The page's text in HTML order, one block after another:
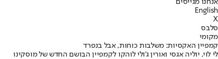
אנחנו מגייסים
English
X
סלבס
מקומי
קמפיין האקסיות: משלבות כוחות, אבל בנפרד
לי לוי, יוליה אגסי ואורין ג'ולי לוהקו לקמפיין הבושם החדש של מוסקינו